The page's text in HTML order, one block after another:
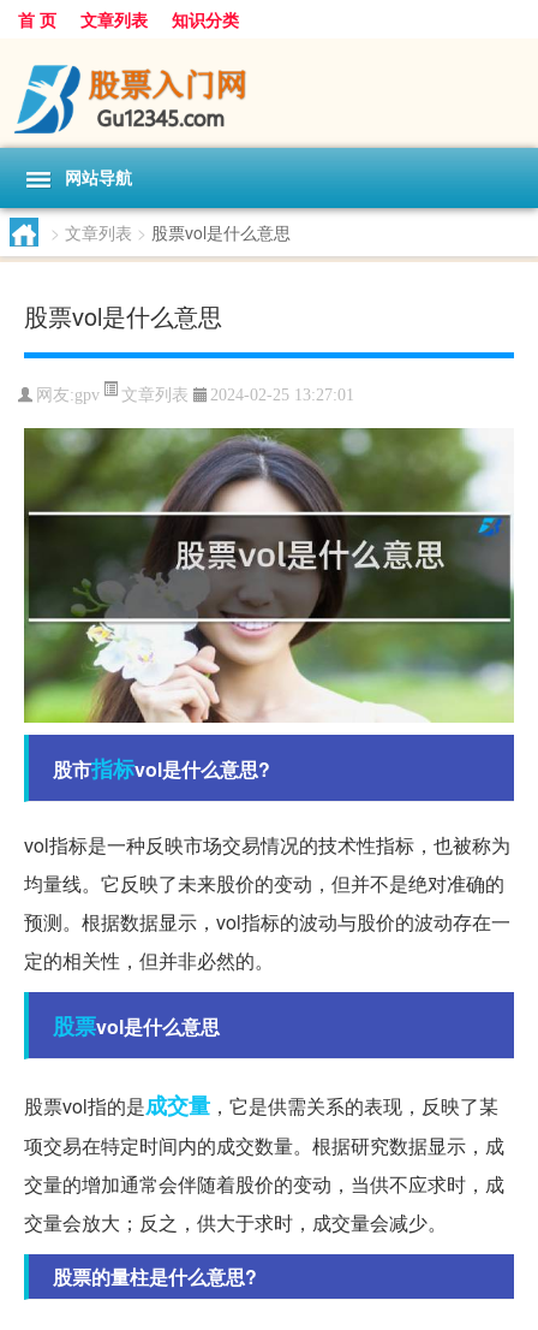
首 页 文章列表 知识分类
网站导航
> 文章列表 > 股票vol是什么意思
股票vol是什么意思
网友:gpv 文章列表 2024-02-25 13:27:01
股市指标vol是什么意思?
vol指标是一种反映市场交易情况的技术性指标，也被称为
均量线。它反映了未来股价的变动，但并不是绝对准确的
预测。根据数据显示，vol指标的波动与股价的波动存在一
定的相关性，但并非必然的。
股票vol是什么意思
股票vol指的是成交量 ，它是供需关系的表现，反映了某
项交易在特定时间内的成交数量。根据研究数据显示，成
交量的增加通常会伴随着股价的变动，当供不应求时，成
交量会放大；反之，供大于求时，成交量会减少。
股票的量柱是什么意思?